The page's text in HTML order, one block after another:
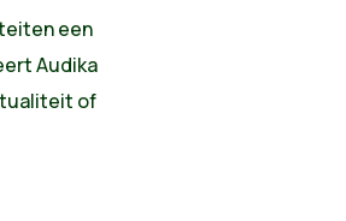
een
Audika
of